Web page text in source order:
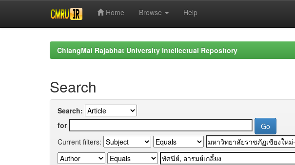
Home Browse Help
ChiangMai Rajabhat University Intellectual Repository
Search
Search:
for
Current filters: